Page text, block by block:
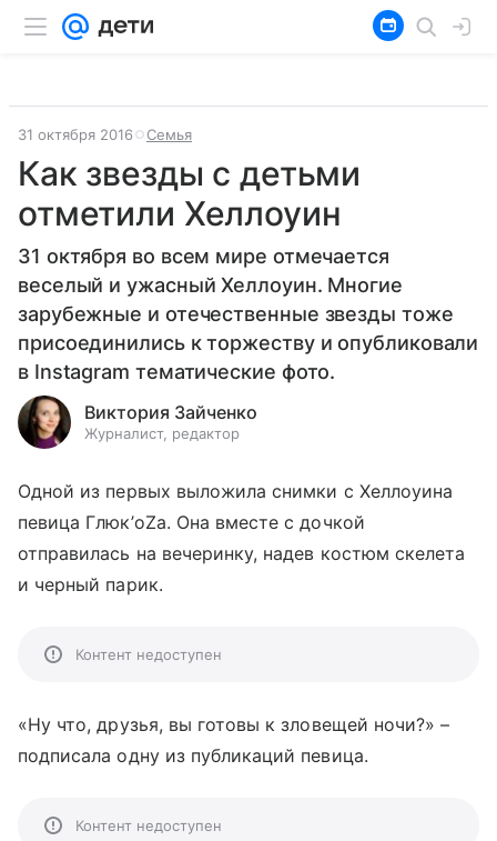
31 октября 2016 Семья
Как звезды с детьми
отметили Хеллоуин
31 октября во всем мире отмечается
веселый и ужасный Хеллоуин. Многие
зарубежные и отечественные звезды тоже
присоединились к торжеству и опубликовали
в Instagram тематические фото.
Виктория Зайченко
Журналист, редактор
Одной из первых выложила снимки с Хеллоуина
певица Глюк’oZa. Она вместе с дочкой
отправилась на вечеринку, надев костюм скелета
и черный парик.
Контент недоступен
«Ну что, друзья, вы готовы к зловещей ночи?» –
подписала одну из публикаций певица.
Контент недоступен